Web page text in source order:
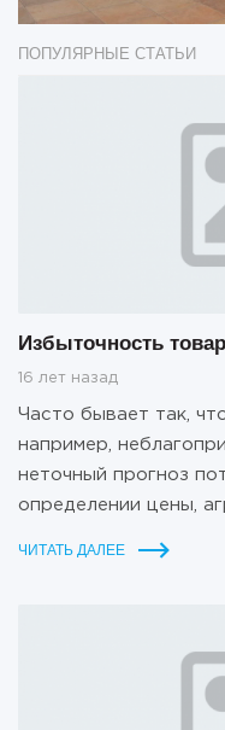
ПОПУЛЯРНЫЕ СТАТЬИ
Избыточность
16 лет назад
Часто бывает так,
например,
неточный прогноз
определении цены,
ЧИТАТЬ ДАЛЕЕ